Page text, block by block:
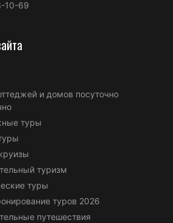
10-69
и домов посуточно
туры
туризм
туры
туров 2026
путешествия